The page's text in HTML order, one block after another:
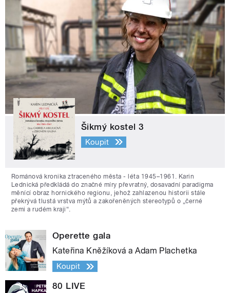
Šikmý kostel 3
Koupit
Románová kronika ztraceného města - léta 1945–1961. Karin
Lednická předkládá do značné míry převratný, dosavadní paradigma
měnící obraz hornického regionu, jehož zahlazenou historii stále
překrývá tlustá vrstva mýtů a zakořeněných stereotypů o „černé
zemi a rudém kraji“.
Operette gala
Kateřina Kněžíková a Adam Plachetka
Koupit
80 LIVE